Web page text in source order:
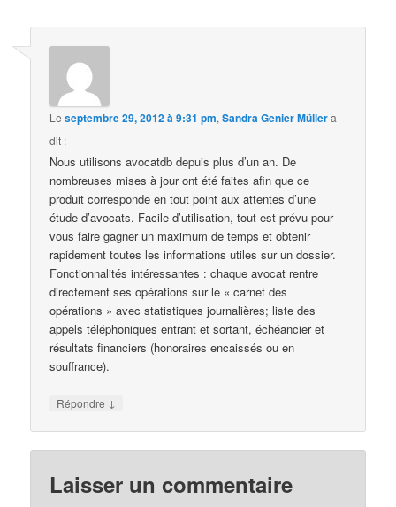
Leseptembre 29, 2012 à 9:31 pm,Sandra Genier Müllera
dit :
Nous utilisons avocatdb depuis plus d’un an. De
nombreuses mises à jour ont été faites afin que ce
produit corresponde en tout point aux attentes d’une
étude d’avocats. Facile d’utilisation, tout est prévu pour
vous faire gagner un maximum de temps et obtenir
rapidement toutes les informations utiles sur un dossier.
Fonctionnalités intéressantes : chaque avocat rentre
directement ses opérations sur le « carnet des
opérations » avec statistiques journalières; liste des
appels téléphoniques entrant et sortant, échéancier et
résultats financiers (honoraires encaissés ou en
souffrance).
Répondre ↓
Laisser un commentaire